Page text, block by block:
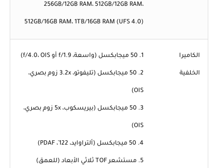
256GB/12GB RAM، 512GB/12GB RAM،
512GB/16GB RAM، 1TB/16GB RAM (UFS 4.0)
الكاميرا
الخلفية
1. 50 ميجابكسل (واسعة، f/1.9 أو f/4.0، OIS)
2. 50 ميجابكسل (تليفوتو، 3.2x زوم بصري،
OIS)
3. 50 ميجابكسل (بيريسكوب، 5x زوم بصري،
OIS)
4. 50 ميجابكسل (ألتراوايد، 122˚، PDAF)
5. مستشعر TOF ثلاثي الأبعاد (للعمق)